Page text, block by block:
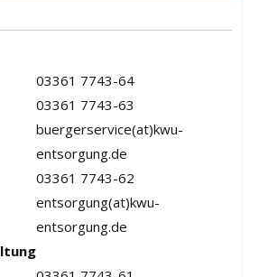
03361 7743-64
03361 7743-63
buergerservice(at)kwu-
entsorgung.de
03361 7743-62
entsorgung(at)kwu-
entsorgung.de